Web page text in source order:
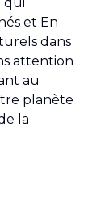
et En
dans
attention
au
planète
la